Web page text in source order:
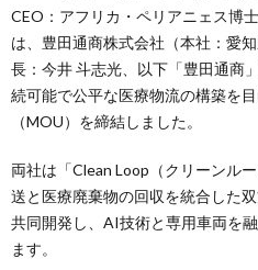
CEO：アフリカ・ペリアニェス博
は、豊田通商株式会社（本社：愛
長：今井 斗志光、以下「豊田通商
続可能で公平な医療物流の構築を
（MOU）を締結しました。
両社は「Clean Loop（クリーンル
送と医療廃棄物の回収を統合した
共同開発し、AI技術と専用車両を
ます。